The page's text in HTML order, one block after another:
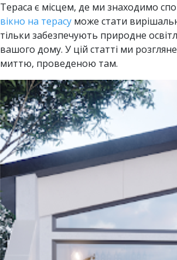
Тераса є місцем, де ми знаходимо
вікно на терасу може стати
тільки забезпечують природне
вашого дому. У цій статті ми
миттю, проведеною там.